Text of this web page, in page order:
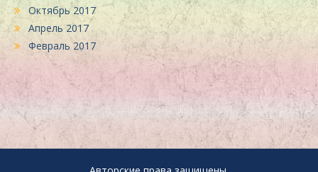
Октябрь 2017
Апрель 2017
Февраль 2017